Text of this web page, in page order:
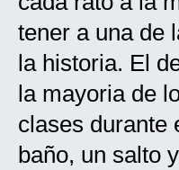
tener a una de
la historia. El
la mayoria de
clases durante
baño, un salto